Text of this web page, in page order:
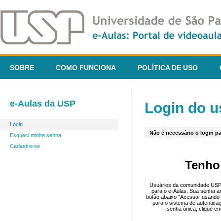
SOBRE COMO FUNCIONA POLÍTICA DE USO
e-Aulas da USP
Login
Esqueci minha senha
Cadastre-se
Login do
Não é necessário o login
Usuários da comunidade
para o e-Aulas. Sua senha
botão abaixo "Acessar
para o sistema de
senha única, clique